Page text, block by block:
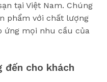
tại Việt Nam. Chúng
phẩm với chất lượng
ứng mọi nhu cầu của
đến cho khách